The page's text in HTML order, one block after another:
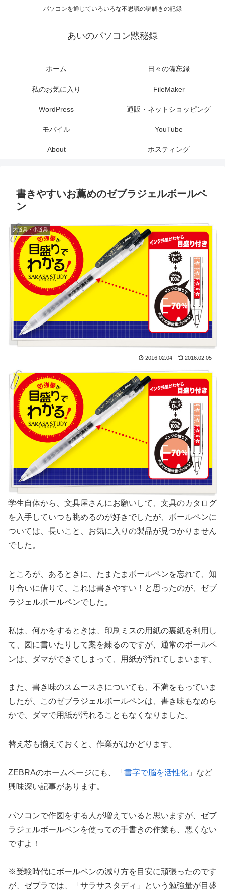
パソコンを通じていろいろな不思議の謎解きの記録
あいのパソコン黙秘録
ホーム 日々の備忘録
私のお気に入り FileMaker
WordPress 通販・ネットショッピング
モバイル YouTube
About ホスティング
書きやすいお薦めのゼブラジェルボールペ
ン
大道具・小道具
2016.02.04 2016.02.05
学生自体から、文具屋さんにお願いして、文具のカタログ
を入手していつも眺めるのが好きでしたが、ボールペンに
ついては、長いこと、お気に入りの製品が見つかりません
でした。
ところが、あるときに、たまたまボールペンを忘れて、知
り合いに借りて、これは書きやすい！と思ったのが、ゼブ
ラジェルボールペンでした。
私は、何かをするときは、印刷ミスの用紙の裏紙を利用し
て、図に書いたりして案を練るのですが、通常のボールペ
ンは、ダマができてしまって、用紙が汚れてしまいます。
また、書き味のスムースさについても、不満をもっていま
したが、このゼブラジェルボールペンは、書き味もなめら
かで、ダマで用紙が汚れることもなくなりました。
替え芯も揃えておくと、作業がはかどります。
ZEBRAのホームページにも、「 書字で脳を活性化 」など
興味深い記事があります。
パソコンで作図をする人が増えていると思いますが、ゼブ
ラジェルボールペンを使っての手書きの作業も、悪くない
ですよ！
※受験時代にボールペンの減り方を目安に頑張ったのです
が、ゼブラでは、「サラサスタディ」という勉強量が目盛